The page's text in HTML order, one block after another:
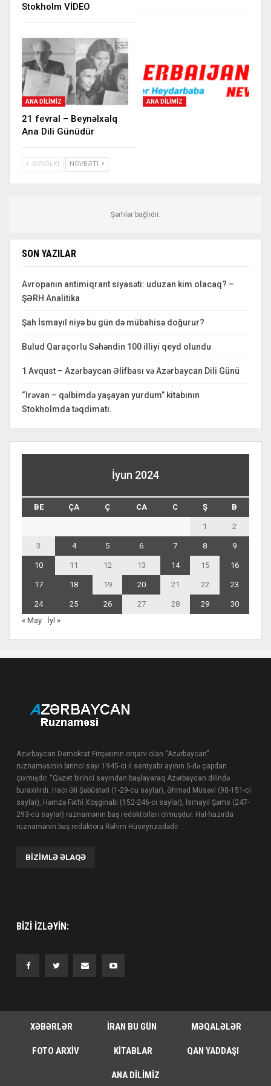
Stokholm VİDEO
ANA DILIMIZ
21 fevral – Beynəlxalq
Ana Dili Günüdür
ANA DILIMIZ
ƏVVƏLKI NÖVBƏTI
Şərhlər bağlıdır.
SON YAZILAR
Avropanın antimiqrant siyasəti: uduzan kim olacaq? –
ŞƏRH Analitika
Şah İsmayıl niyə bu gün də mübahisə doğurur?
Bulud Qaraçorlu Səhəndin 100 illiyi qeyd olundu
1 Avqust – Azərbaycan Əlifbası və Azərbaycan Dili Günü
“İrəvan – qəlbimdə yaşayan yurdum” kitabının
Stokholmda təqdimatı.
İyun 2024
BE ÇA Ç CA C Ş B
1 2
3 4 5 6 7 8 9
10 11 12 13 14 15 16
17 18 19 20 21 22 23
24 25 26 27 28 29
30
« May
İyl »
Azərbaycan Demokrat Firqəsinin orqanı olan “Azərbaycan”
ruznaməsinin birinci sayı 1945-ci il sentyabr ayının 5-də çapdan
çıxmışdır. “Qəzet birinci sayından başlayaraq Azərbaycan dilində
buraxılırdı. Hacı Əli Şəbüstəri (1-29-cu saylar), Əhməd Müsəvi (98-151-ci
saylar), Həmzə Fəthi Xoşginabi (152-246-cı saylar), İsmayıl Şəms (247-
293-cü saylar) ruznamənin baş redaktorları olmuşdur. Hal-hazırda
ruznamənin baş redaktoru Rəhim Hüseynzadədir.
BIZIMLƏ ƏLAQƏ
BIZI IZLƏYIN:
XƏBƏRLƏR İRAN BU GÜN MƏQALƏLƏR
FOTO ARXIV KITABLAR QAN YADDAŞI
ANA DILIMIZ